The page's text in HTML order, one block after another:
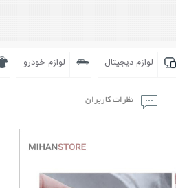
لوازم دیجیتال لوازم خودرو
نظرات کاربران